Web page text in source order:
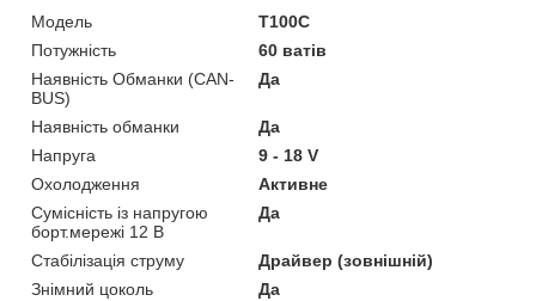
Мoдель
T100C
Потужність
60 ватів
Наявність Обманки (CAN-
BUS)
Да
Наявність обманки
Да
Напруга
9 - 18 V
Охолодження
Активне
Сумісність із напругою
борт.мережі 12 В
Да
Стабілізація струму
Драйвер (зовнішній)
Знімний цоколь
Да